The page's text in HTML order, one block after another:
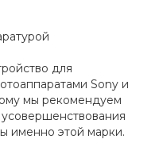
для
Sony и
мы рекомендуем
именно этой марки.